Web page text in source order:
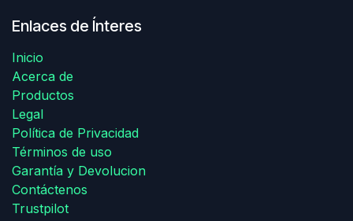
Enlaces de Ínteres
Inicio
Acerca de
Productos
Legal
Política de Privacidad
Términos de uso
Garantía y Devolucion
Contáctenos
Trustpilot